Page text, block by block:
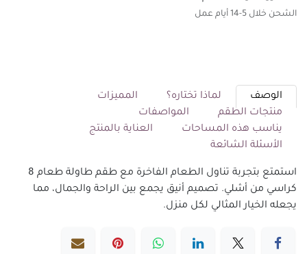
الشحن خلال 5-14 أيام عمل
الوصف لماذا تختاره؟
المميزات
منتجات الطقم
المواصفات
يناسب هذه المساحات
العناية بالمنتج
الأسئلة الشائعة
استمتع بتجربة تناول الطعام الفاخرة مع طقم طاولة طعام 8
كراسي من أشلي. تصميم أنيق يجمع بين الراحة والجمال، مما
يجعله الخيار المثالي لكل منزل.